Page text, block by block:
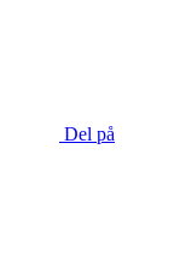
Del på